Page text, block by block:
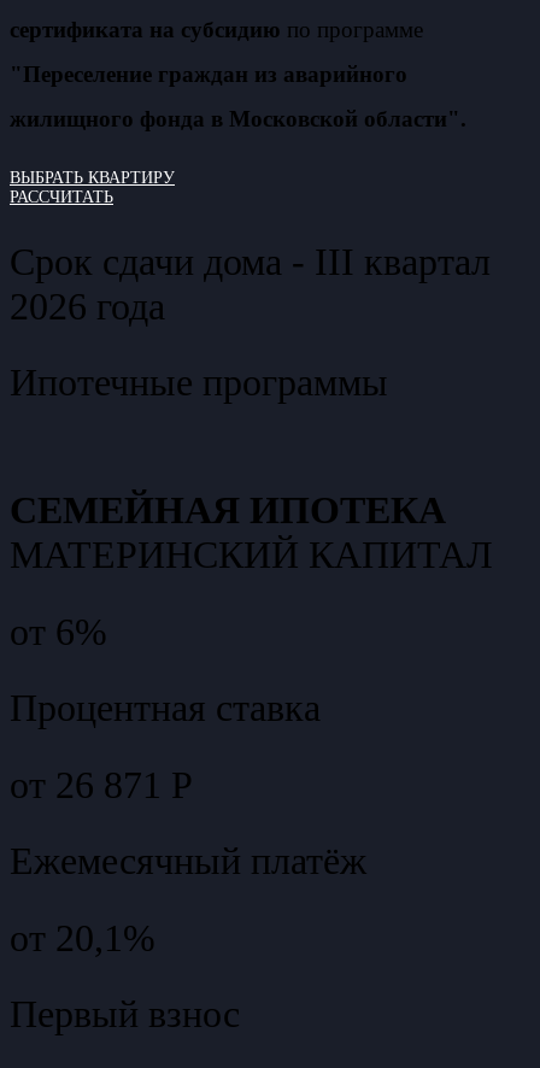
сертификата на субсидию по программе
"Переселение граждан из аварийного
жилищного фонда в Московской области".
ВЫБРАТЬ КВАРТИРУ
РАССЧИТАТЬ
Срок сдачи дома - III квартал
2026 года
Ипотечные программы
СЕМЕЙНАЯ ИПОТЕКА
МАТЕРИНСКИЙ КАПИТАЛ
от 6%
Процентная ставка
от 26 871 Р
Ежемесячный платёж
от 20,1%
Первый взнос